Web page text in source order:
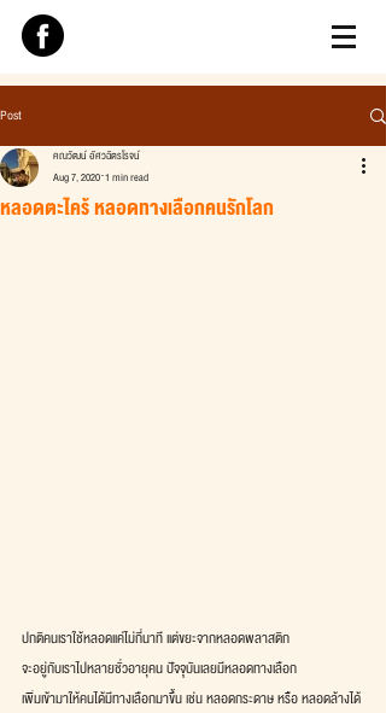
Post
หลอดตะไคร้ หลอดทางเลือกคนรักโลก
คณวัฒน์ อัศวฉัตรโรจน์
Aug 7, 2020 1 min read
ปกติคนเราใช้หลอดแค่ไม่กี่นาที แต่ขยะจากหลอดพลาสติก
จะอยู่กับเราไปหลายชั่วอายุคน ปัจจุบันเลยมีหลอดทางเลือก
เพิ่มเข้ามาให้คนได้มีทางเลือกมาขึ้น เช่น หลอดกระดาษ หรือ หลอดล้างได้